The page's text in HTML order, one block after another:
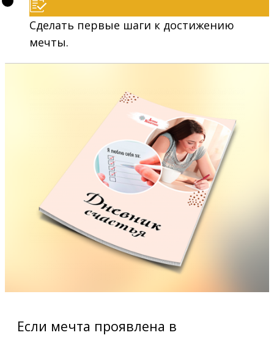
Сделать первые шаги к достижению
мечты.
Если мечта проявлена в